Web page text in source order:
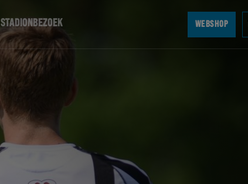
STADIONBEZOEK WEBSHOP